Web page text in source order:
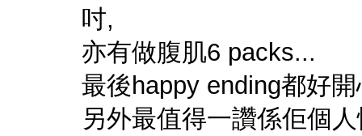
吋,
亦有做腹肌6 packs...
最後happy ending都好
另外最值得一讚係佢個